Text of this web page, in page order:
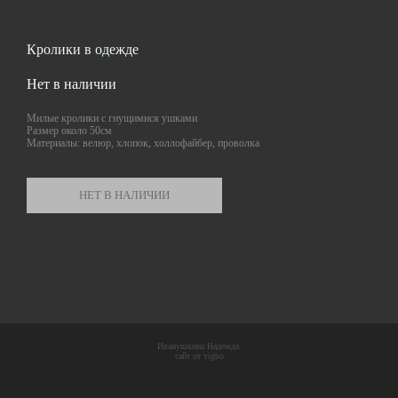
Кролики в одежде
Нет в наличии
Милые кролики с гнущимися ушками
Размер около 50см
Материалы: велюр, хлопок, холлофайбер, проволка
НЕТ В НАЛИЧИИ
Иванушкина Надежда.
сайт от vigbo